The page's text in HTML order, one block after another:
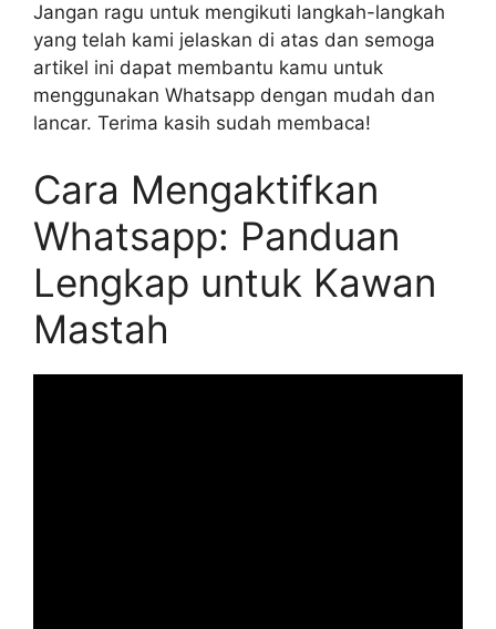
Jangan ragu untuk mengikuti langkah-langkah
yang telah kami jelaskan di atas dan semoga
artikel ini dapat membantu kamu untuk
menggunakan Whatsapp dengan mudah dan
lancar. Terima kasih sudah membaca!
Cara Mengaktifkan
Whatsapp: Panduan
Lengkap untuk Kawan
Mastah